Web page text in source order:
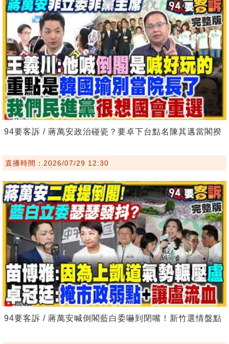
94要客訴 / 蔣萬安政治碰瓷？要卓下台點名陳其邁當閣揆
直播時間：2026/07/29 12:30
94要客訴 / 蔣萬安喊倒閣藍白委嚇到閉嘴！新竹選情盤點